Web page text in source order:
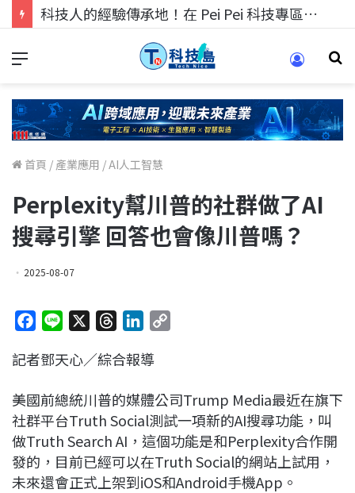
科技人找工作，就到TECH+ 科技專區!
首頁 / 產業應用 /AI人工智慧
Perplexity幫川普的社群做了AI
搜尋引擎 回答也會像川普嗎？
2025-08-07
c
b
o
o
k
n
r
a
d
s
n
e
d
I
n
L
i
n
k
記者鄧天心／綜合報導
美國前總統川普的媒體公司Trump Media最近在旗下
社群平台Truth Social測試一項新的AI搜尋功能，叫
做Truth Search AI，這個功能是和Perplexity合作開
發的，目前已經可以在Truth Social的網站上試用，
未來還會正式上架到iOS和Android手機App。